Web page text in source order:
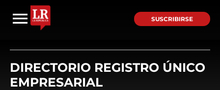
SUSCRIBIRSE
DIRECTORIO REGISTRO ÚNICO
EMPRESARIAL